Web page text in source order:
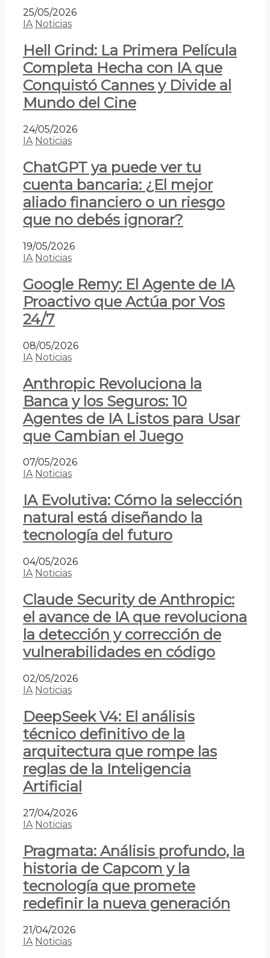
25/05/2026
IA Noticias
Hell Grind: La Primera Película
Completa Hecha con IA que
Conquistó Cannes y Divide al
Mundo del Cine
24/05/2026
IA Noticias
ChatGPT ya puede ver tu
cuenta bancaria: ¿El mejor
aliado financiero o un riesgo
que no debés ignorar?
19/05/2026
IA Noticias
Google Remy: El Agente de IA
Proactivo que Actúa por Vos
24/7
08/05/2026
IA Noticias
Anthropic Revoluciona la
Banca y los Seguros: 10
Agentes de IA Listos para Usar
que Cambian el Juego
07/05/2026
IA Noticias
IA Evolutiva: Cómo la selección
natural está diseñando la
tecnología del futuro
04/05/2026
IA Noticias
Claude Security de Anthropic:
el avance de IA que revoluciona
la detección y corrección de
vulnerabilidades en código
02/05/2026
IA Noticias
DeepSeek V4: El análisis
técnico definitivo de la
arquitectura que rompe las
reglas de la Inteligencia
Artificial
27/04/2026
IA Noticias
Pragmata: Análisis profundo, la
historia de Capcom y la
tecnología que promete
redefinir la nueva generación
21/04/2026
IA Noticias